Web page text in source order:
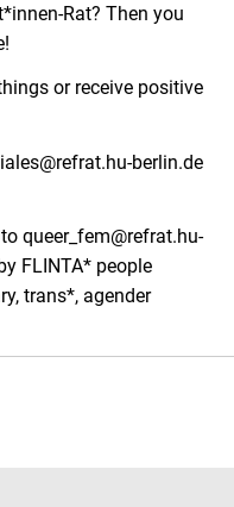
Rat? Then you
or receive positive
berlin.de
queer_fem@refrat.hu-
FLINTA* people
trans*, agender